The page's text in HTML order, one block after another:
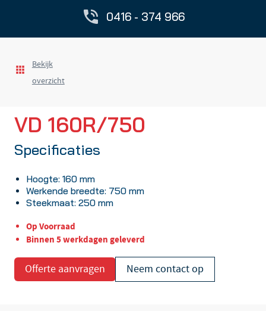
0416 - 374 966
Bekijk
overzicht
VD 160R/750
Specificaties
Hoogte: 160 mm
Werkende breedte: 750 mm
Steekmaat: 250 mm
Op Voorraad
Binnen 5 werkdagen geleverd
Offerte aanvragen Neem contact op